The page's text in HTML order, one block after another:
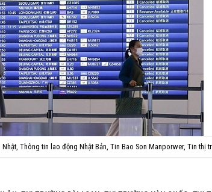
Nhật Thông tin lao động Nhật Bản Tin Bao Son Manporwer, Tin thị